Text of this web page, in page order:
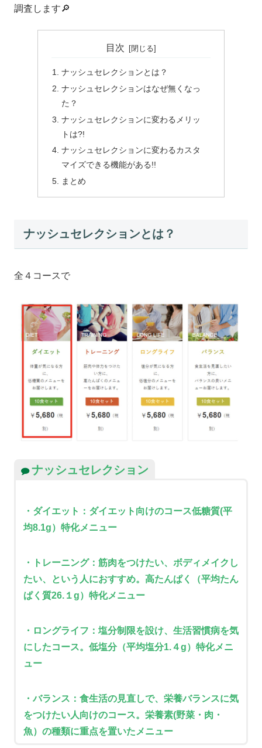
調査します🔎
目次
ナッシュセレクションとは？
ナッシュセレクションはなぜ無くなっ
た？
ナッシュセレクションに変わるメリッ
トは?!
ナッシュセレクションに変わるカスタ
マイズできる機能がある!!
まとめ
ナッシュセレクションとは？
全４コースで
ナッシュセレクション
・ダイエット：ダイエット向けのコース低糖質(平
均8.1g）特化メニュー
・トレーニング：筋肉をつけたい、ボディメイクし
たい、という人におすすめ。高たんぱく（平均たん
ぱく質26.１g）特化メニュー
・ロングライフ：塩分制限を設け、生活習慣病を気
にしたコース。低塩分（平均塩分1.４g）特化メニ
ュー
・バランス：食生活の見直しで、栄養バランスに気
をつけたい人向けのコース。栄養素(野菜・肉・
魚）の種類に重点を置いたメニュー